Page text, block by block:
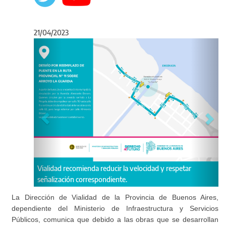
21/04/2023
Vialidad recomienda reducir la velocidad y respetar
señalización correspondiente.
Anterior
La Dirección de Vialidad de la Provincia de Buenos Aires,
dependiente del Ministerio de Infraestructura y Servicios
Públicos, comunica que debido a las obras que se desarrollan